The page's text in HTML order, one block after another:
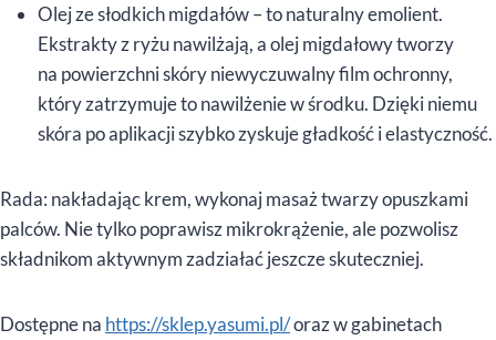
Olej ze słodkich migdałów – to naturalny emolient.
Ekstrakty z ryżu nawilżają, a olej migdałowy tworzy
na powierzchni skóry niewyczuwalny film ochronny,
który zatrzymuje to nawilżenie w środku. Dzięki niemu
skóra po aplikacji szybko zyskuje gładkość i elastyczność.
Rada: nakładając krem, wykonaj masaż twarzy opuszkami
palców. Nie tylko poprawisz mikrokrążenie, ale pozwolisz
składnikom aktywnym zadziałać jeszcze skuteczniej.
Dostępne na https://sklep.yasumi.pl/oraz w gabinetach